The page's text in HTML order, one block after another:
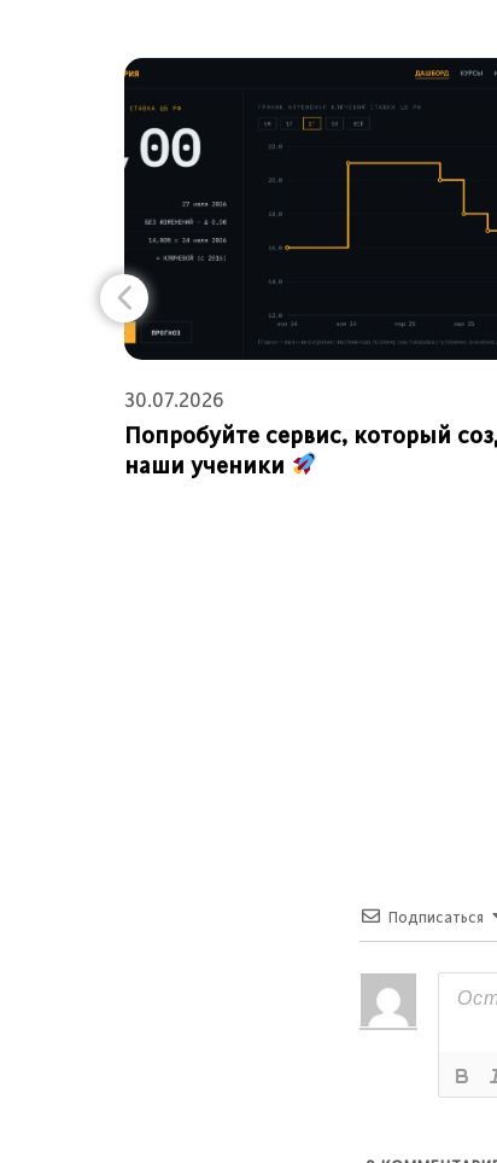
30.07.2026
Попробуйте сервис, который
наши ученики
Подписаться